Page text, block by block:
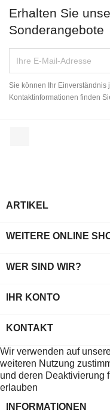
Erhalten Sie
Sonderangebote
Sie können Ihr Einverständnis
Kontaktinformationen finden
ARTIKEL
WEITERE ONLINE
WER SIND WIR?
IHR KONTO
KONTAKT
Wir verwenden auf
weiteren Nutzung
und deren Deaktivierung
erlauben
INFORMATIONEN